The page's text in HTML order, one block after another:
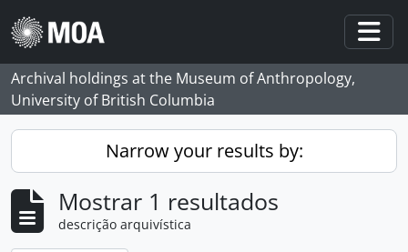
Skip to main content
Archival holdings at the Museum of Anthropology,
University of British Columbia
Narrow your results by:
Mostrar 1 resultados
descrição arquivística